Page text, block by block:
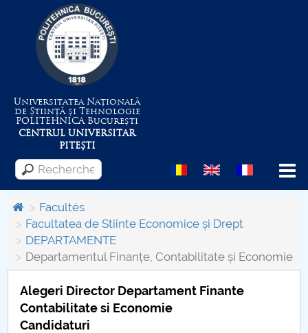
Universitatea Națională
de Știință și Tehnologie
POLITEHNICABucurești
CENTRUL UNIVERSITAR
PITEȘTI
Menu
Despre Universitate
Centrul de Management al Proiectelor
Conseil d'administration
Facultés
Facultatea de Stiinte Economice și Drept
DEPARTAMENTE
Departamentul Finanțe, Contabilitate și Economie
Alegeri Director Departament Finante
Contabilitate si Economie
Candidaturi